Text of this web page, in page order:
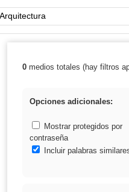
Palabra o frase:
Resultados de:
0medios totales (hay filtros
Opciones adicionales:
Mostrar protegidos por
contraseña
Incluir palabras